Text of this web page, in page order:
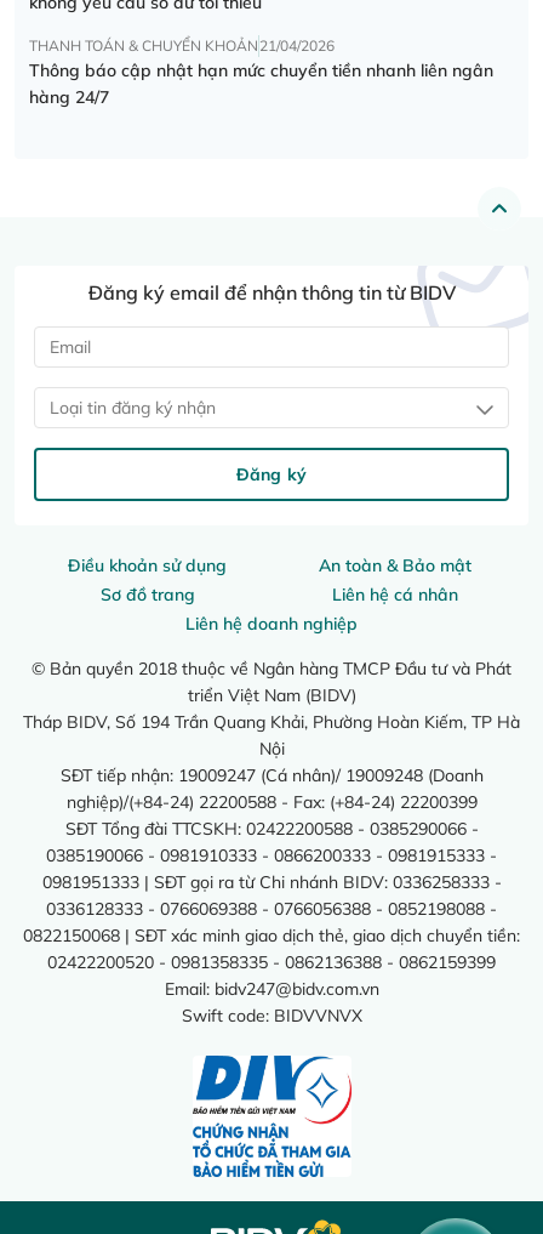
THANH TOÁN & CHUYỂN KHOẢN 21/04/2026
Thông báo cập nhật hạn mức chuyển tiền nhanh liên ngân
hàng 24/7
Điều khoản sử dụng
An toàn & Bảo mật
Sơ đồ trang
Liên hệ cá nhân
Liên hệ doanh nghiệp
© Bản quyền 2018 thuộc về Ngân hàng TMCP Đầu tư và Phát
triển Việt Nam (BIDV)
Tháp BIDV, Số 194 Trần Quang Khải, Phường Hoàn Kiếm, TP Hà
Nội
SĐT tiếp nhận: 19009247 (Cá nhân)/ 19009248 (Doanh
nghiệp)/(+84-24) 22200588 - Fax: (+84-24) 22200399
SĐT Tổng đài TTCSKH: 02422200588 - 0385290066 -
0385190066 - 0981910333 - 0866200333 - 0981915333 -
0981951333 | SĐT gọi ra từ Chi nhánh BIDV: 0336258333 -
0336128333 - 0766069388 - 0766056388 - 0852198088 -
0822150068 | SĐT xác minh giao dịch thẻ, giao dịch chuyển tiền:
02422200520 - 0981358335 - 0862136388 - 0862159399
Email: bidv247@bidv.com.vn
Swift code: BIDVVNVX
Đăng ký email để nhận thông tin từ BIDV
Loại tin đăng ký nhận
Đăng ký